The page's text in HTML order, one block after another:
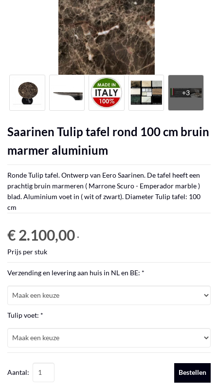
Saarinen Tulip tafel rond 100 cm bruin
marmer aluminium
Ronde Tulip tafel. Ontwerp van Eero Saarinen. De tafel heeft een
prachtig bruin marmeren ( Marrone Scuro - Emperador marble )
blad. Aluminium voet in ( wit of zwart). Diameter Tulip tafel: 100
cm
€ 2.100,00 *
Prijs per stuk
Verzending en levering aan huis in NL en BE: *
Tulip voet: *
Aantal: Bestellen